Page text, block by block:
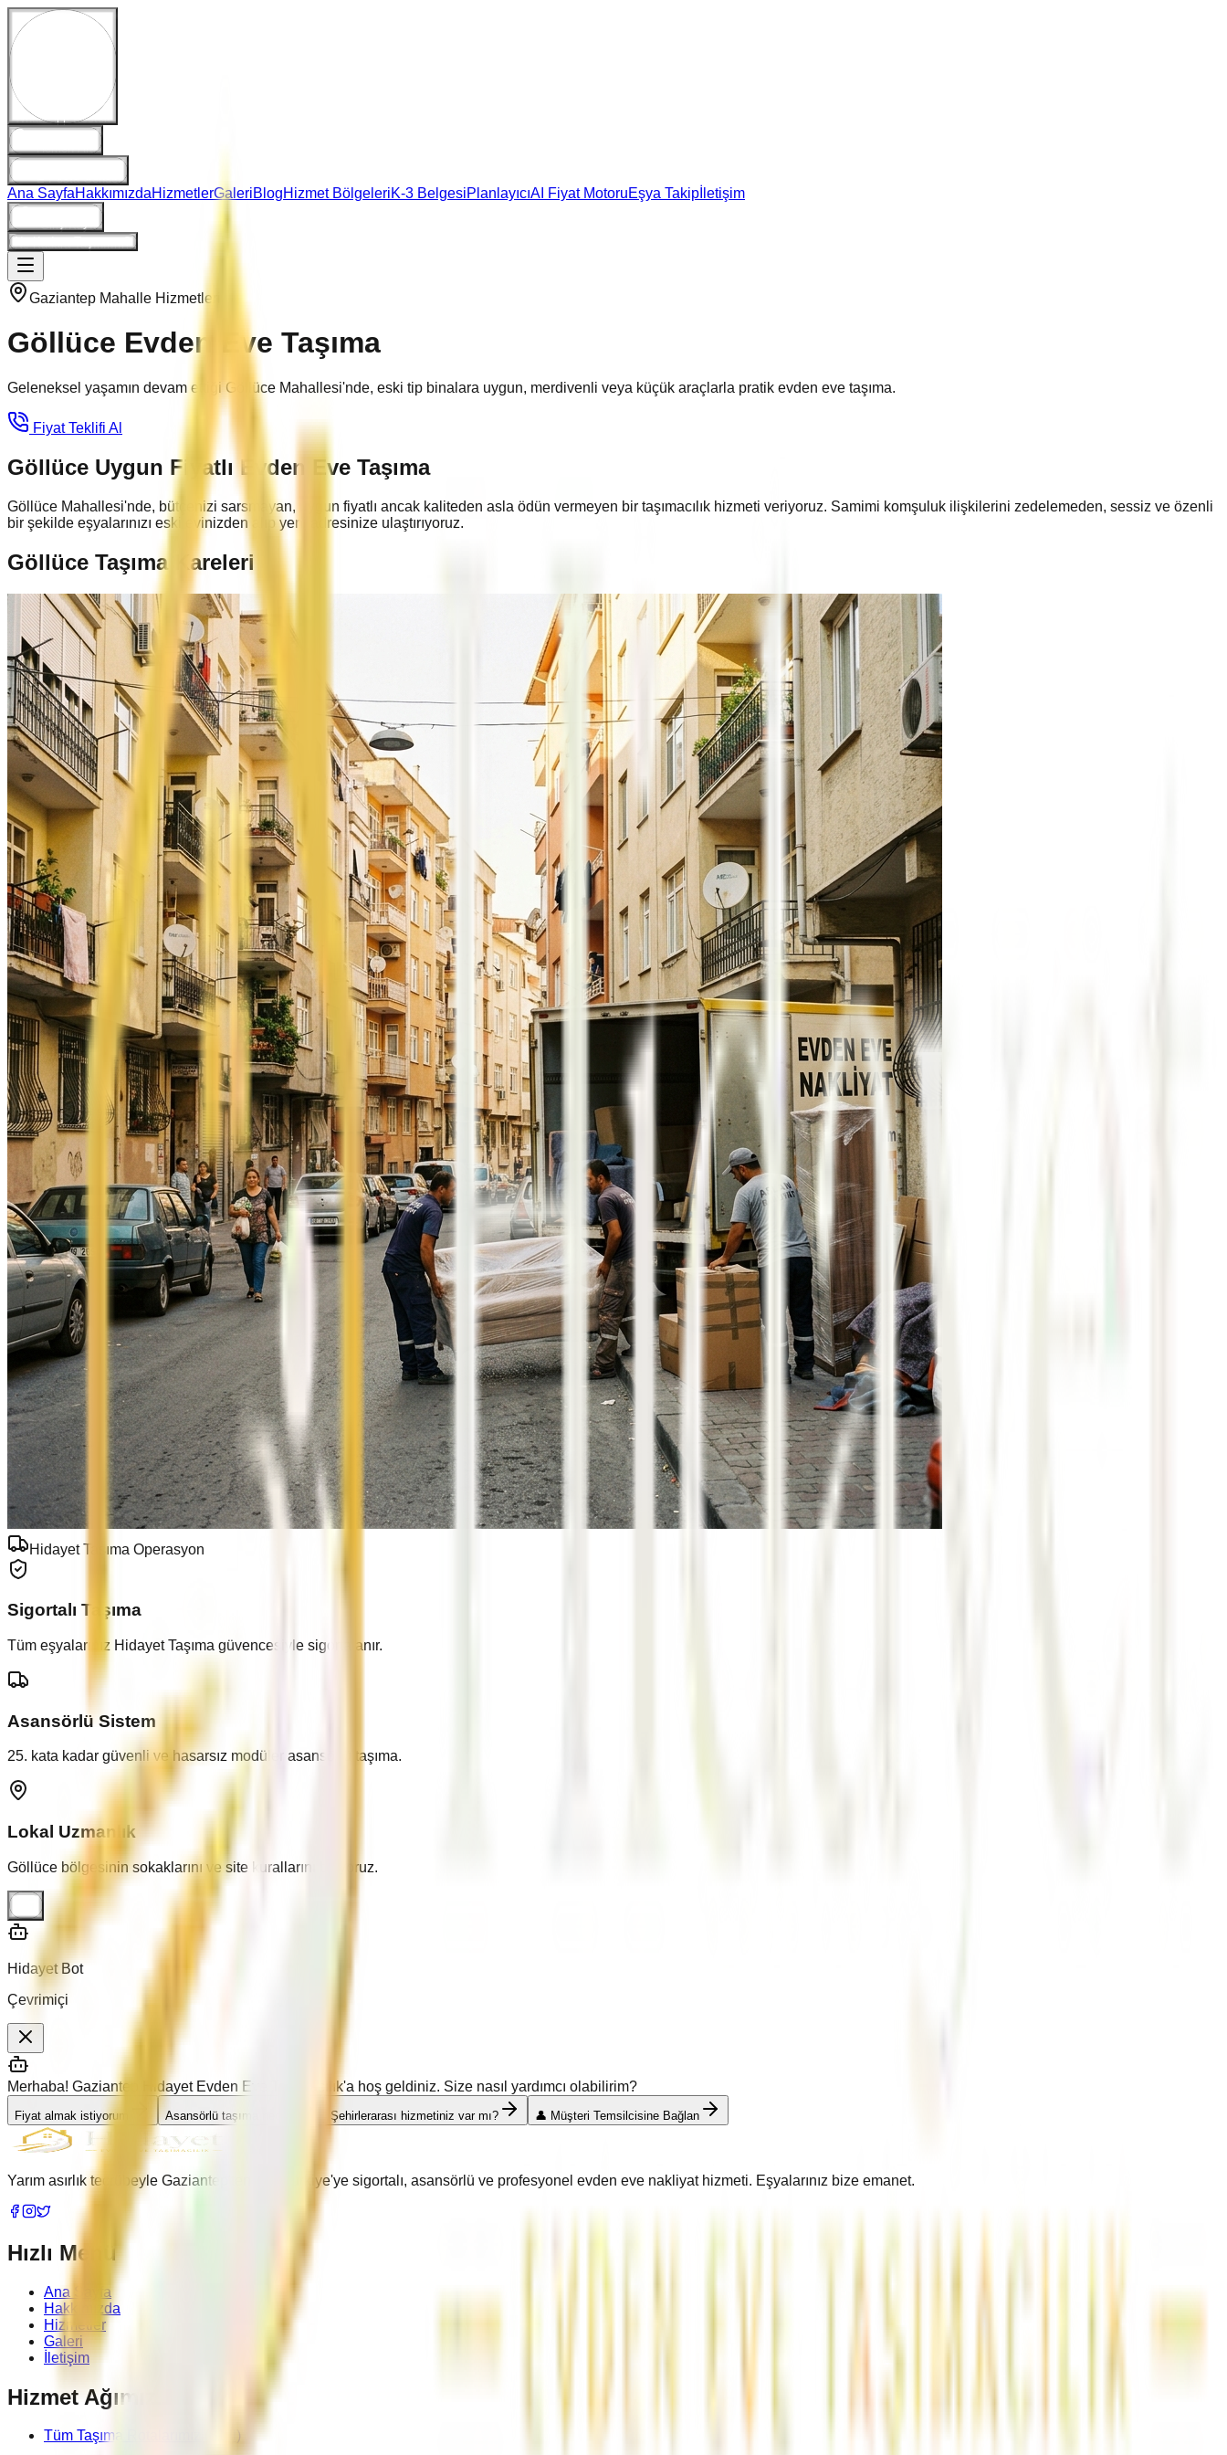
WhatsApp Destek
Ana SayfaHakkımızdaHizmetlerGaleriBlogHizmet BölgeleriK-3 BelgesiPlanlayıcıAI Fiyat MotoruEşya Takip İletişim
Gaziantep Mahalle Hizmetleri
Göllüce Evden Eve Taşıma
Geleneksel yaşamın devam ettiği Göllüce Mahallesi'nde, eski tip binalara uygun, merdivenli veya küçük araçlarla pratik evden eve taşıma.
Fiyat Teklifi Al
Göllüce Uygun Fiyatlı Evden Eve Taşıma
Göllüce Mahallesi'nde, bütçenizi sarsmayan, uygun fiyatlı ancak kaliteden asla ödün vermeyen bir taşımacılık hizmeti veriyoruz. Samimi komşuluk ilişkilerini zedelemeden, sessiz ve özenli
bir şekilde eşyalarınızı eski evinizden alıp yeni adresinize ulaştırıyoruz.
Göllüce Taşıma Kareleri
Hidayet Taşıma Operasyon
Sigortalı Taşıma
Tüm eşyalarınız Hidayet Taşıma güvencesiyle sigortalanır.
Asansörlü Sistem
25. kata kadar güvenli ve hasarsız modüler asansörlü taşıma.
Lokal Uzmanlık
Göllüce bölgesinin sokaklarını ve site kurallarını biliyoruz.
Hidayet Bot
Çevrimiçi
Merhaba! Gaziantep Hidayet Evden Eve Taşımacılık'a hoş geldiniz. Size nasıl yardımcı olabilirim?
Fiyat almak istiyorum Asansörlü taşıma nedir? Şehirlerarası hizmetiniz var mı? 👤 Müşteri Temsilcisine Bağlan
Yarım asırlık tecrübeyle Gaziantep'ten tüm Türkiye'ye sigortalı, asansörlü ve profesyonel evden eve nakliyat hizmeti. Eşyalarınız bize emanet.
Hızlı Menü
Ana Sayfa
Hakkımızda
Hizmetler
Galeri
İletişim
Hizmet Ağımız
Tüm Taşıma Rotalarımız (81 İl)